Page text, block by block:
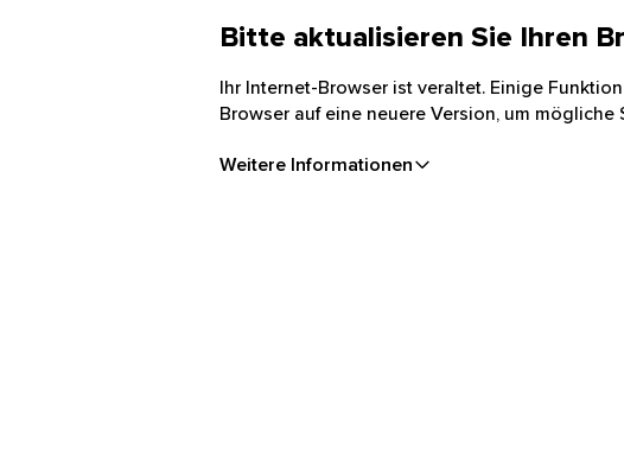
Bitte aktualisieren Sie Ihren
Ihr Internet-Browser ist veraltet. Einige
Browser auf eine neuere Version, um
Weitere Informationen